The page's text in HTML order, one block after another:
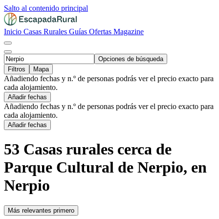
Salto al contenido principal
Inicio Casas Rurales Guías Ofertas Magazine
Opciones de búsqueda
Filtros
Mapa
Añadiendo fechas y n.º de personas podrás ver el precio exacto para
cada alojamiento.
Añadir fechas
Añadiendo fechas y n.º de personas podrás ver el precio exacto para
cada alojamiento.
Añadir fechas
53 Casas rurales cerca de
Parque Cultural de Nerpio, en
Nerpio
Más relevantes primero